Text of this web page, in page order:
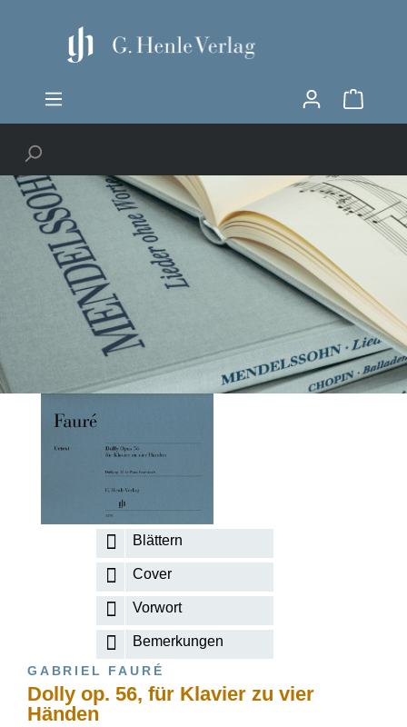
Blättern
Cover
Vorwort
Bemerkungen
GABRIEL FAURÉ
Dolly op. 56, für Klavier zu vier
Händen